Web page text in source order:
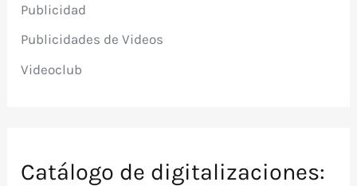
Publicidad
Publicidades de Videos
Videoclub
Catálogo de digitalizaciones: